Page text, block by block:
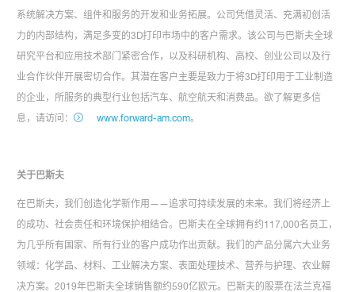
系统解决方案、组件和服务的开发和业务拓展。公司凭借灵活、充满初创活
力的内部结构，满足多变的3D打印市场中的客户需求。该公司与巴斯夫全球
研究平台和应用技术部门紧密合作，以及科研机构、高校、创业公司以及行
业合作伙伴开展密切合作。其潜在客户主要是致力于将3D打印用于工业制造
的企业，所服务的典型行业包括汽车、航空航天和消费品。欲了解更多信
息，请访问：
www.forward-am.com。
关于巴斯夫
在巴斯夫，我们创造化学新作用——追求可持续发展的未来。我们将经济上
的成功、社会责任和环境保护相结合。巴斯夫在全球拥有约117,000名员工，
为几乎所有国家、所有行业的客户成功作出贡献。我们的产品分属六大业务
领域：化学品、材料、工业解决方案、表面处理技术、营养与护理、农业解
决方案。2019年巴斯夫全球销售额约590亿欧元。巴斯夫的股票在法兰克福